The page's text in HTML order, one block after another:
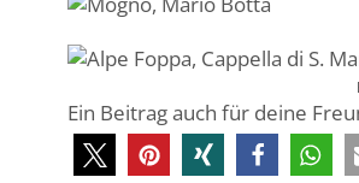
Ein Beitrag auch für deine